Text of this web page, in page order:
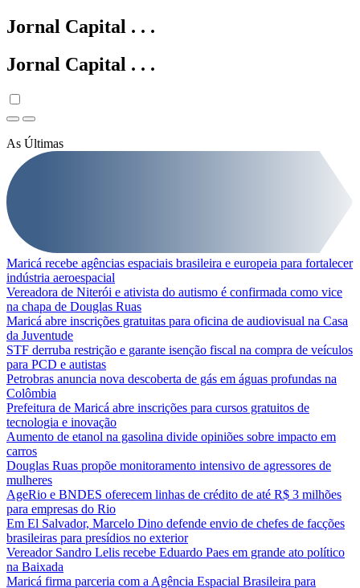
Jornal Capital . . .
Jornal Capital . . .
As Últimas
Maricá recebe agências espaciais brasileira e europeia para fortalecer
indústria aeroespacial
Vereadora de Niterói e ativista do autismo é confirmada como vice
na chapa de Douglas Ruas
Maricá abre inscrições gratuitas para oficina de audiovisual na Casa
da Juventude
STF derruba restrição e garante isenção fiscal na compra de veículos
para PCD e autistas
Petrobras anuncia nova descoberta de gás em águas profundas na
Colômbia
Prefeitura de Maricá abre inscrições para cursos gratuitos de
tecnologia e inovação
Aumento de etanol na gasolina divide opiniões sobre impacto em
carros
Douglas Ruas propõe monitoramento intensivo de agressores de
mulheres
AgeRio e BNDES oferecem linhas de crédito de até R$ 3 milhões
para empresas do Rio
Em El Salvador, Marcelo Dino defende envio de chefes de facções
brasileiras para presídios no exterior
Vereador Sandro Lelis recebe Eduardo Paes em grande ato político
na Baixada
Maricá firma parceria com a Agência Espacial Brasileira para